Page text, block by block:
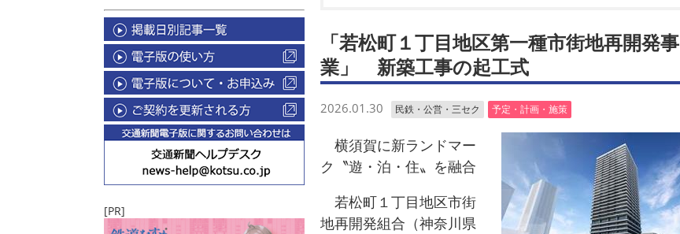
[PR]
「若松町１丁目地区第一種市街地再開発事
業」 新築工事の起工式
2026.01.30 民鉄・公営・三セク 予定・計画・施策
横須賀に新ランドマー
ク〝遊・泊・住〟を融合
若松町１丁目地区市街
地再開発組合（神奈川県